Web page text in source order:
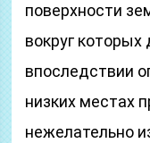
поверхности
вокруг
впоследствии
низких местах
нежелательно